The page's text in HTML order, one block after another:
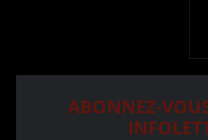
ABONNEZ-